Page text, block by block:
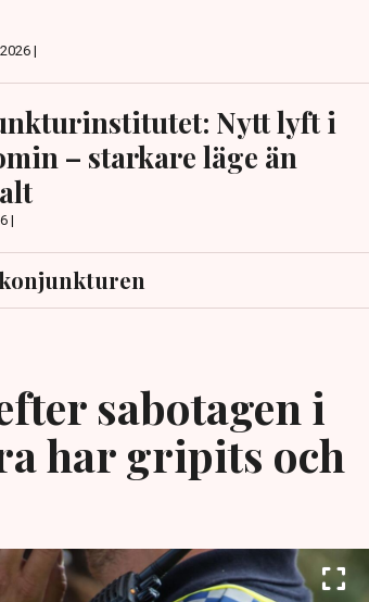
|
Nytt lyft i
– starkare läge än
|
sabotagen i
har gripits och